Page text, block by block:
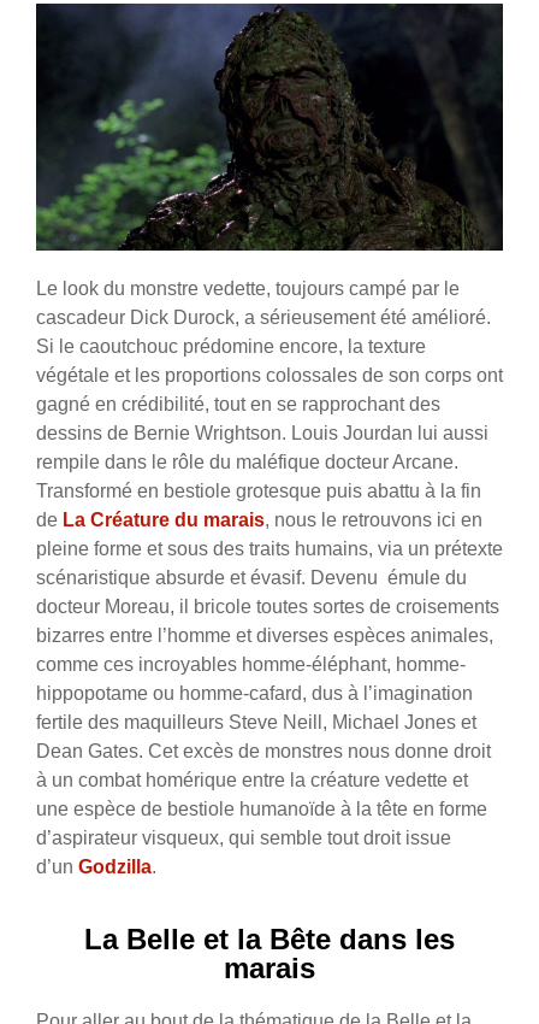
Le look du monstre vedette, toujours campé par le
cascadeur Dick Durock, a sérieusement été amélioré.
Si le caoutchouc prédomine encore, la texture
végétale et les proportions colossales de son corps ont
gagné en crédibilité, tout en se rapprochant des
dessins de Bernie Wrightson. Louis Jourdan lui aussi
rempile dans le rôle du maléfique docteur Arcane.
Transformé en bestiole grotesque puis abattu à la fin
de La Créature du marais, nous le retrouvons ici en
pleine forme et sous des traits humains, via un prétexte
scénaristique absurde et évasif. Devenu émule du
docteur Moreau, il bricole toutes sortes de croisements
bizarres entre l’homme et diverses espèces animales,
comme ces incroyables homme-éléphant, homme-
hippopotame ou homme-cafard, dus à l’imagination
fertile des maquilleurs Steve Neill, Michael Jones et
Dean Gates. Cet excès de monstres nous donne droit
à un combat homérique entre la créature vedette et
une espèce de bestiole humanoïde à la tête en forme
d’aspirateur visqueux, qui semble tout droit issue
d’un Godzilla.
La Belle et la Bête dans les
marais